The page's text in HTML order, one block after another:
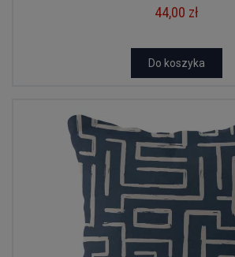
44,00 zł
Do koszyka